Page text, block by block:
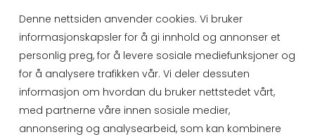
Denne nettsiden anvender cookies. Vi bruker
informasjonskapsler for å gi innhold og annonser et
personlig preg, for å levere sosiale mediefunksjoner og
for å analysere trafikken vår. Vi deler dessuten
informasjon om hvordan du bruker nettstedet vårt,
med partnerne våre innen sosiale medier,
annonsering og analysearbeid, som kan kombinere